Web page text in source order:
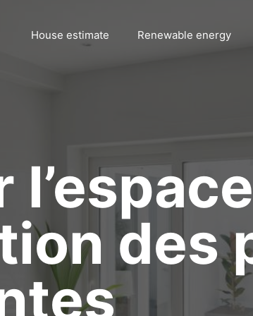
House estimate Renewable energy
des